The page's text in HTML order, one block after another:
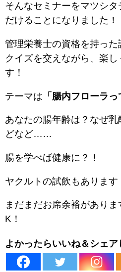
そんなセミナーをマツシ
だけることになりました！
管理栄養士の資格を持った
クイズを交えながら、楽し
す！
テーマは 「腸内フローラっ
あなたの腸年齢は？なぜ
どなど……
腸を学べば健康に？！
ヤクルトの試飲もあります
まだまだお席余裕があり
K！
よかったらいいね＆シェア